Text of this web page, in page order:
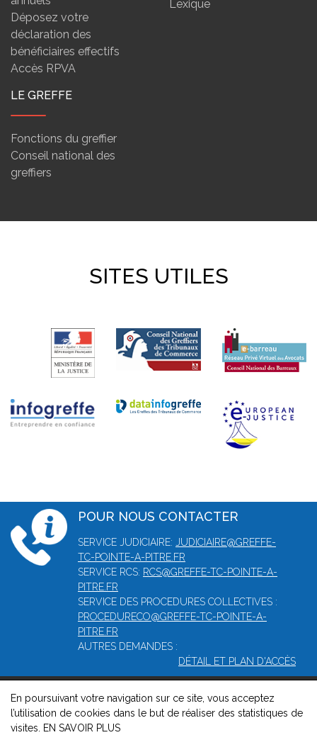
Déposez votre
déclaration des
bénéficiaires effectifs
Accès RPVA
Lexique
LE GREFFE
Fonctions du greffier
Conseil national des
greffiers
SITES UTILES
POUR NOUS CONTACTER
SERVICE JUDICIAIRE: JUDICIAIRE@GREFFE-
TC-POINTE-A-PITRE.FR
SERVICE RCS: RCS@GREFFE-TC-POINTE-A-
PITRE.FR
SERVICE DES PROCEDURES COLLECTIVES :
PROCEDURECO@GREFFE-TC-POINTE-A-
PITRE.FR
AUTRES DEMANDES :
DÉTAIL ET PLAN D'ACCÈS
© 2026, Greffe du tribunal mixte de commerce de Pointe-à-
Pitre - Mentions légales-Contact -Gestion des cookies-
En poursuivant votre navigation sur ce site, vous acceptez
l’utilisation de cookies dans le but de réaliser des statistiques de
visites.
EN SAVOIR PLUS